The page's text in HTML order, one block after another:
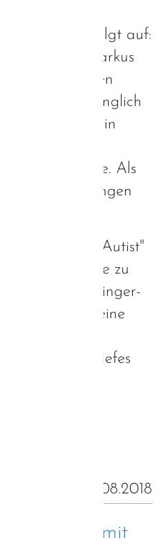
führt er wie folgt auf:
Draht zu Markus
möchte meinen
ist sehr zugänglich
Söder ist kein
hört auf andere. Als
ich einen engen
begegnen, "Autist"
Art und Weise zu
(Silke Wanninger-
und meine
offenen Briefes
26.08.2018
nicht mit